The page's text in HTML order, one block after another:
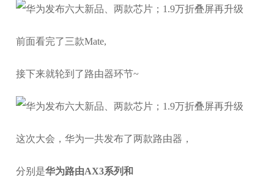
前面看完了三款Mate,
接下来就轮到了路由器环节~
这次大会，华为一共发布了两款路由器，
分别是华为路由AX3系列和